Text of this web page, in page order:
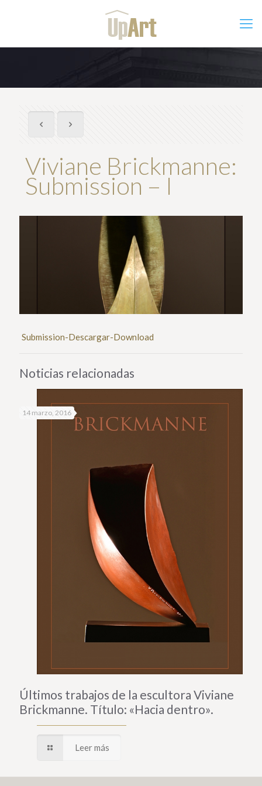
Viviane Brickmanne:
Submission – I
Submission-Descargar-Download
Noticias relacionadas
14 marzo, 2016
Últimos trabajos de la escultora Viviane
Brickmanne. Título: «Hacia dentro».
Leer más